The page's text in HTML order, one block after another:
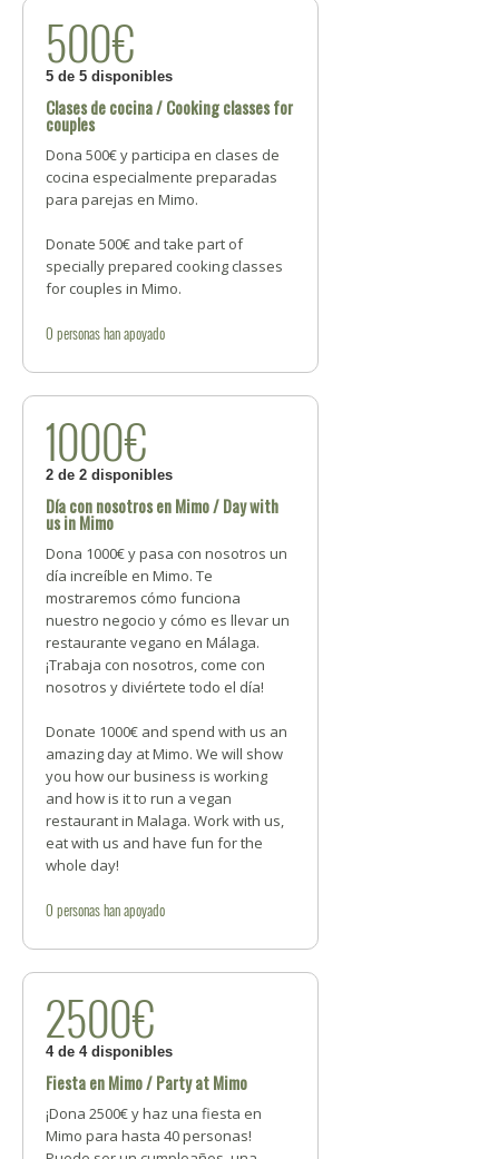
500€
5 de 5 disponibles
Clases de cocina / Cooking classes for
couples
Dona 500€ y participa en clases de
cocina especialmente preparadas
para parejas en Mimo.
Donate 500€ and take part of
specially prepared cooking classes
for couples in Mimo.
0 personashan apoyado
1000€
2 de 2 disponibles
Día con nosotros en Mimo / Day with
us in Mimo
Dona 1000€ y pasa con nosotros un
día increíble en Mimo. Te
mostraremos cómo funciona
nuestro negocio y cómo es llevar un
restaurante vegano en Málaga.
¡Trabaja con nosotros, come con
nosotros y diviértete todo el día!
Donate 1000€ and spend with us an
amazing day at Mimo. We will show
you how our business is working
and how is it to run a vegan
restaurant in Malaga. Work with us,
eat with us and have fun for the
whole day!
0 personashan apoyado
2500€
4 de 4 disponibles
Fiesta en Mimo / Party at Mimo
¡Dona 2500€ y haz una fiesta en
Mimo para hasta 40 personas!